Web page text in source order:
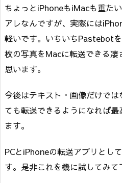
ちょっとiPhoneもiMacも重た
アレなんですが、実際には
軽いです。いちいちPastebot
枚の写真をMacに転送できる凄
思います。
今後はテキスト・画像だけで
ても転送できるようになれば
ます。
PCとiPhoneの転送アプリとし
す。是非これを機に試してみて